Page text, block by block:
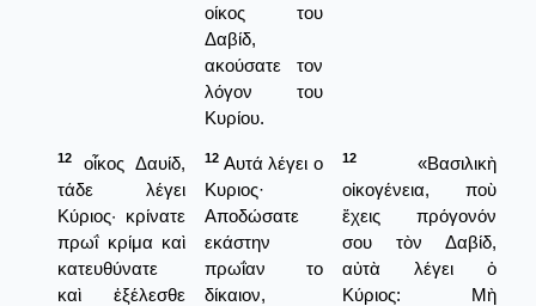
οίκος του
Δαβίδ,
ακούσατε τον
λόγον του
Κυρίου.
12
οἶκος Δαυίδ,
τάδε λέγει
Κύριος· κρίνατε
πρωΐ κρίμα καὶ
κατευθύνατε
καὶ ἐξέλεσθε
12 Αυτά λέγει ο
Κυριος·
Αποδώσατε
εκάστην
πρωΐαν το
δίκαιον,
12
«Βασιλικὴ
οἰκογένεια, ποὺ
ἔχεις πρόγονόν
σου τὸν Δαβίδ,
αὐτὰ λέγει ὁ
Κύριος: Μὴ